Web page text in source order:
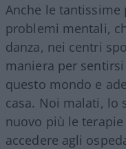
Anche le
problemi mentali,
danza, nei centri
maniera per
questo mondo e
casa. Noi malati, lo
nuovo più le
accedere agli